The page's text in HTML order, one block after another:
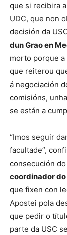
que si recibira
UDC, que non
decisión da
dun Grao en
morto porque a
que reiterou
á negociación
comisións,
se están a
“Imos seguir
facultade”,
consecución
coordinador
que fixen con
Apostei pola
que pedir o
parte da USC